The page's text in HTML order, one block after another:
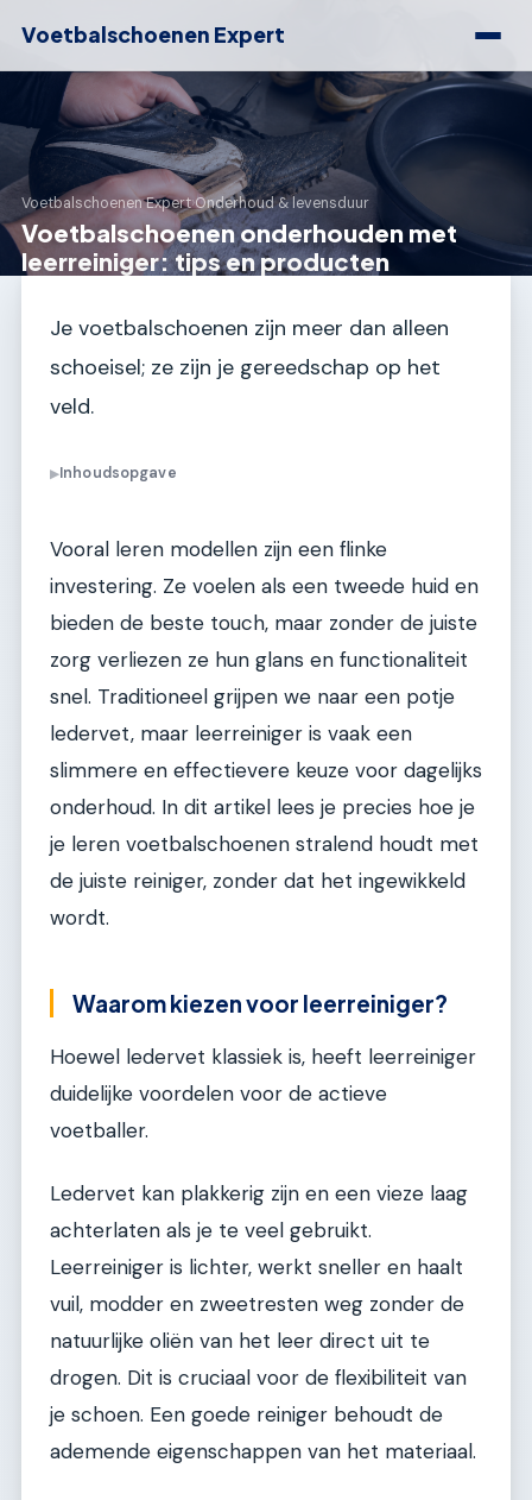
Voetbalschoenen Expert
Voetbalschoenen Expert›Onderhoud & levensduur
Voetbalschoenen onderhouden met
leerreiniger: tips en producten
Je voetbalschoenen zijn meer dan alleen
schoeisel; ze zijn je gereedschap op het
veld.
▶Inhoudsopgave
Vooral leren modellen zijn een flinke
investering. Ze voelen als een tweede huid en
bieden de beste touch, maar zonder de juiste
zorg verliezen ze hun glans en functionaliteit
snel. Traditioneel grijpen we naar een potje
ledervet, maar leerreiniger is vaak een
slimmere en effectievere keuze voor dagelijks
onderhoud. In dit artikel lees je precies hoe je
je leren voetbalschoenen stralend houdt met
de juiste reiniger, zonder dat het ingewikkeld
wordt.
Waarom kiezen voor leerreiniger?
Hoewel ledervet klassiek is, heeft leerreiniger
duidelijke voordelen voor de actieve
voetballer.
Ledervet kan plakkerig zijn en een vieze laag
achterlaten als je te veel gebruikt.
Leerreiniger is lichter, werkt sneller en haalt
vuil, modder en zweetresten weg zonder de
natuurlijke oliën van het leer direct uit te
drogen. Dit is cruciaal voor de flexibiliteit van
je schoen. Een goede reiniger behoudt de
ademende eigenschappen van het materiaal.